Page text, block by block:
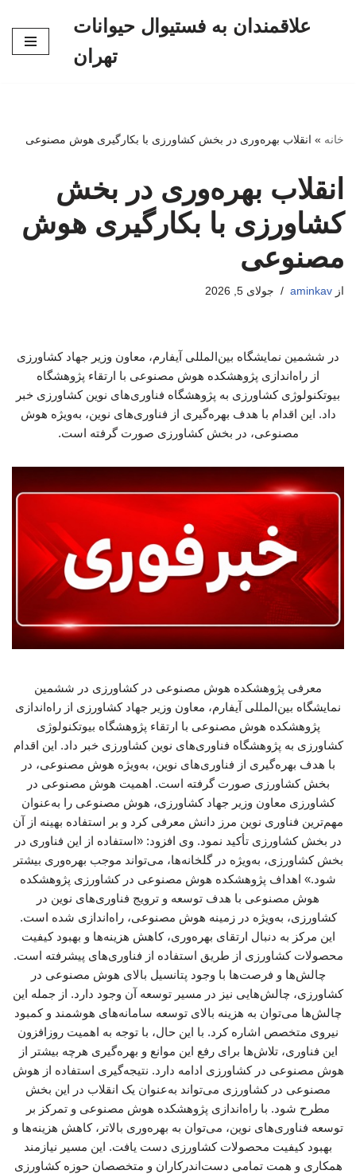
علاقمندان به فستیوال حیوانات
تهران
خانه » انقلاب بهره‌وری در بخش کشاورزی با بکارگیری هوش مصنوعی
انقلاب بهره‌وری در بخش
کشاورزی با بکارگیری هوش
مصنوعی
از aminkav جولای 5, 2026
در ششمین نمایشگاه بین‌المللی آیفارم، معاون وزیر جهاد کشاورزی
از راه‌اندازی پژوهشکده هوش مصنوعی با ارتقاء پژوهشگاه
بیوتکنولوژی کشاورزی به پژوهشگاه فناوری‌های نوین کشاورزی خبر
داد. این اقدام با هدف بهره‌گیری از فناوری‌های نوین، به‌ویژه هوش
مصنوعی، در بخش کشاورزی صورت گرفته است.
معرفی پژوهشکده هوش مصنوعی در کشاورزی در ششمین
نمایشگاه بین‌المللی آیفارم، معاون وزیر جهاد کشاورزی از راه‌اندازی
پژوهشکده هوش مصنوعی با ارتقاء پژوهشگاه بیوتکنولوژی
کشاورزی به پژوهشگاه فناوری‌های نوین کشاورزی خبر داد. این اقدام
با هدف بهره‌گیری از فناوری‌های نوین، به‌ویژه هوش مصنوعی، در
بخش کشاورزی صورت گرفته است. اهمیت هوش مصنوعی در
کشاورزی معاون وزیر جهاد کشاورزی، هوش مصنوعی را به‌عنوان
مهم‌ترین فناوری نوین مرز دانش معرفی کرد و بر استفاده بهینه از آن
در بخش کشاورزی تأکید نمود. وی افزود: «استفاده از این فناوری در
بخش کشاورزی، به‌ویژه در گلخانه‌ها، می‌تواند موجب بهره‌وری بیشتر
شود.» اهداف پژوهشکده هوش مصنوعی در کشاورزی پژوهشکده
هوش مصنوعی با هدف توسعه و ترویج فناوری‌های نوین در
کشاورزی، به‌ویژه در زمینه هوش مصنوعی، راه‌اندازی شده است.
این مرکز به دنبال ارتقای بهره‌وری، کاهش هزینه‌ها و بهبود کیفیت
محصولات کشاورزی از طریق استفاده از فناوری‌های پیشرفته است.
چالش‌ها و فرصت‌ها با وجود پتانسیل بالای هوش مصنوعی در
کشاورزی، چالش‌هایی نیز در مسیر توسعه آن وجود دارد. از جمله این
چالش‌ها می‌توان به هزینه بالای توسعه سامانه‌های هوشمند و کمبود
نیروی متخصص اشاره کرد. با این حال، با توجه به اهمیت روزافزون
این فناوری، تلاش‌ها برای رفع این موانع و بهره‌گیری هرچه بیشتر از
هوش مصنوعی در کشاورزی ادامه دارد. نتیجه‌گیری استفاده از هوش
مصنوعی در کشاورزی می‌تواند به‌عنوان یک انقلاب در این بخش
مطرح شود. با راه‌اندازی پژوهشکده هوش مصنوعی و تمرکز بر
توسعه فناوری‌های نوین، می‌توان به بهره‌وری بالاتر، کاهش هزینه‌ها و
بهبود کیفیت محصولات کشاورزی دست یافت. این مسیر نیازمند
همکاری و همت تمامی دست‌اندرکاران و متخصصان حوزه کشاورزی